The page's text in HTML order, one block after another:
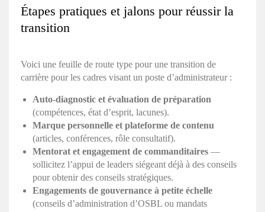
Étapes pratiques et jalons pour réussir la
transition
Voici une feuille de route type pour une transition de
carrière pour les cadres visant un poste d’administrateur :
Auto-diagnostic et évaluation de préparation
(compétences, état d’esprit, lacunes).
Marque personnelle et plateforme de contenu
(articles, conférences, rôle consultatif).
Mentorat et engagement de commanditaires —
sollicitez l’appui de leaders siégeant déjà à des conseils
pour obtenir des conseils stratégiques.
Engagements de gouvernance à petite échelle
(conseils d’administration d’OSBL ou mandats